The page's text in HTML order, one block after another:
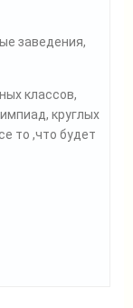
заведения,
классов,
круглых
то ,что будет